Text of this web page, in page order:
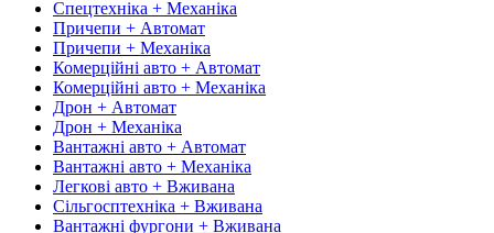
Спецтехніка + Механіка
Причепи + Автомат
Причепи + Механіка
Комерційні авто + Автомат
Комерційні авто + Механіка
Дрон + Автомат
Дрон + Механіка
Вантажні авто + Автомат
Вантажні авто + Механіка
Легкові авто + Вживана
Сільгосптехніка + Вживана
Вантажні фургони + Вживана